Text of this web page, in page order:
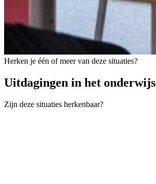
Herken je één of meer van deze situaties?
Uitdagingen in het onderwijs
Zijn deze situaties herkenbaar?